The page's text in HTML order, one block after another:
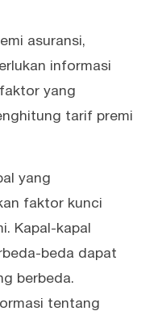
asuransi,
informasi
yang
tarif premi
yang
faktor kunci
Kapal-kapal
beda dapat
berbeda.
tentang